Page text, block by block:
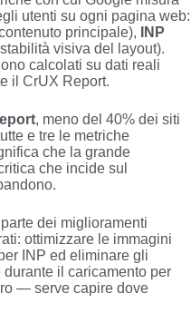
utenti su ogni pagina web:
principale),
INP
visiva del layout).
calcolati su dati reali
il CrUX Report.
, meno del 40% dei siti
e tre le metriche
che la grande
che incide sul
dei miglioramenti
ottimizzare le immagini
INP ed eliminare gli
il caricamento per
— serve capire dove